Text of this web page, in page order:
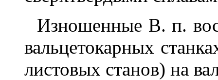
Изношенные В. п.
вальцетокарных
листовых станов) на